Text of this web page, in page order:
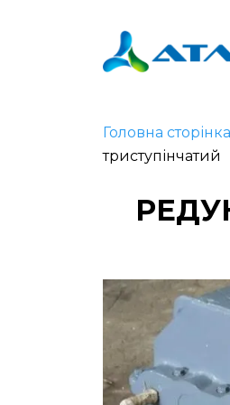
Головна сторінка
триступінчатий